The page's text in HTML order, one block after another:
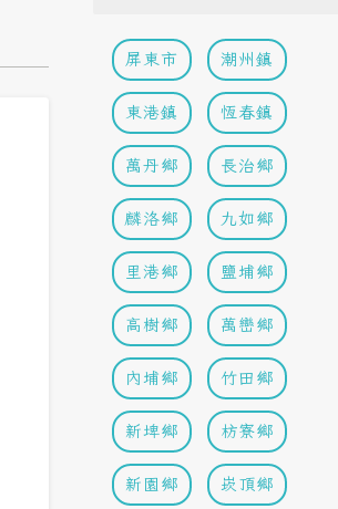
屏東市 潮州鎮
東港鎮 恆春鎮
萬丹鄉 長治鄉
麟洛鄉 九如鄉
里港鄉 鹽埔鄉
高樹鄉 萬巒鄉
內埔鄉 竹田鄉
新埤鄉 枋寮鄉
新園鄉 崁頂鄉